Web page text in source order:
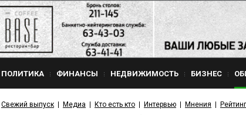
ПОЛИТИКА ФИНАНСЫ НЕДВИЖИМОСТЬ БИЗНЕС
Свежий выпуск Медиа Кто есть кто Интервью Мнения